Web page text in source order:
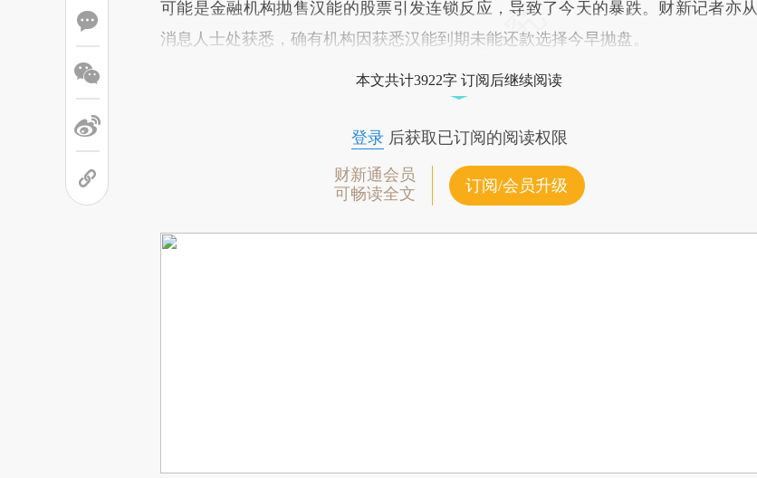
可能是金融机构抛售汉能的股票引发连锁反应，导致了今天的暴跌。财新记者亦从
消息人士处获悉，确有机构因获悉汉能到期未能还款选择今早抛盘。
本文共计3922字 订阅后继续阅读
登录后获取已订阅的阅读权限
财新通会员
可畅读全文
订阅/会员升级